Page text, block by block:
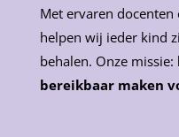
Met ervaren
helpen wij ieder kind
behalen. Onze missie:
bereikbaar maken